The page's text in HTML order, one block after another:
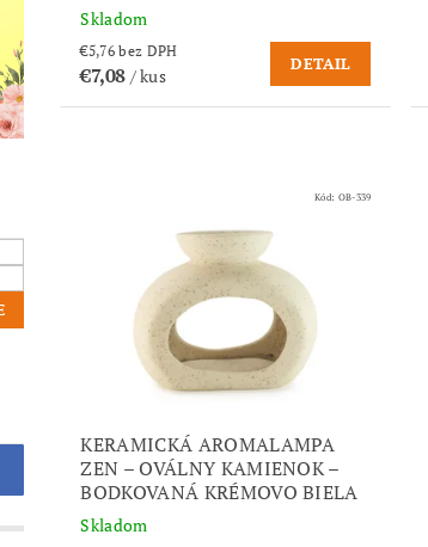
Skladom
€5,76 bez DPH
€7,08 / kus
DETAIL
Kód: OB-339
KERAMICKÁ AROMALAMPA
ZEN – OVÁLNY KAMIENOK –
BODKOVANÁ KRÉMOVO BIELA
Skladom